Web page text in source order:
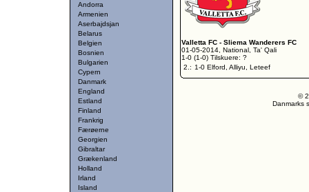
Andorra
Armenien
Aserbajdsjan
Belarus
Belgien
Bosnien
Bulgarien
Cypern
Danmark
England
Estland
Finland
Frankrig
Færøerne
Georgien
Gibraltar
Grækenland
Holland
Irland
Island
Valletta FC - Sliema Wanderers FC
01-05-2014, National, Ta' Qali
1-0 (1-0) Tilskuere: ?
2.: 1-0 Elford, Alliyu, Leteef
©
Danmarks